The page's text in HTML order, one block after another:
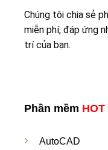
Chúng tôi chia sẻ
miễn phí, đáp ứng
trí của bạn.
Phần mềm HOT
AutoCAD